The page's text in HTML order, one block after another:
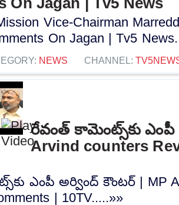
Vice-Chairman
On Jagan | Tv5
NEWS CHANNEL:
రేవంత్ కామెంట్స్‌కు ఎంపీ
Arvind counters
ఎంపీ అర్వింద్ కౌంటర్ | MP
| 10TV.....»»